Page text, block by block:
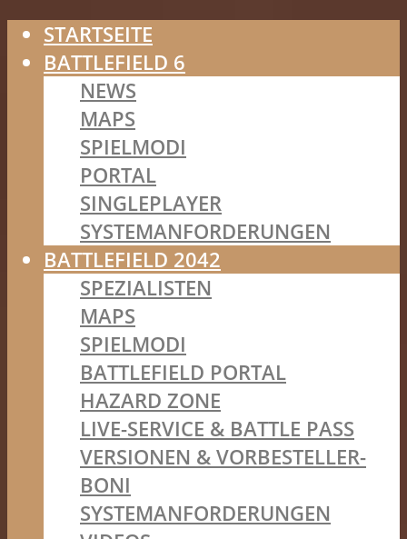
STARTSEITE
BATTLEFIELD 6
NEWS
MAPS
SPIELMODI
PORTAL
SINGLEPLAYER
SYSTEMANFORDERUNGEN
BATTLEFIELD 2042
SPEZIALISTEN
MAPS
SPIELMODI
BATTLEFIELD PORTAL
HAZARD ZONE
LIVE-SERVICE & BATTLE PASS
VERSIONEN & VORBESTELLER-
BONI
SYSTEMANFORDERUNGEN